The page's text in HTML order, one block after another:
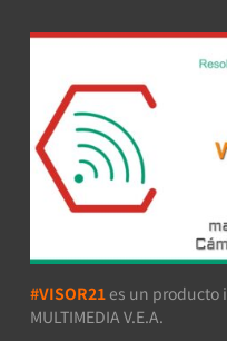
#VISOR21 es un producto
MULTIMEDIA V.E.A.